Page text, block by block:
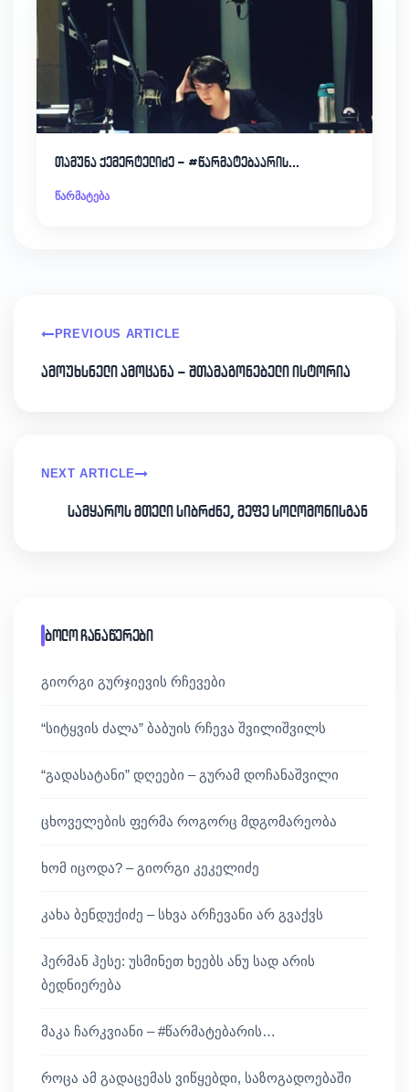
თამუნა ქემერტელიძე – #წარმატებაარის…
წარმატება
PREVIOUS ARTICLE
ამოუხსნელი ამოცანა – შთამაგონებელი ისტორია
NEXT ARTICLE
სამყაროს მთელი სიბრძნე, მეფე სოლომონისგან
ბოლო ჩანაწერები
გიორგი გურჯიევის რჩევები
“სიტყვის ძალა” ბაბუის რჩევა შვილიშვილს
“გადასატანი” დღეები – გურამ დოჩანაშვილი
ცხოველების ფერმა როგორც მდგომარეობა
ხომ იცოდა? – გიორგი კეკელიძე
კახა ბენდუქიძე – სხვა არჩევანი არ გვაქვს
ჰერმან ჰესე: უსმინეთ ხეებს ანუ სად არის
ბედნიერება
მაკა ჩარკვიანი – #წარმატებარის…
როცა ამ გადაცემას ვიწყებდი, საზოგადოებაში